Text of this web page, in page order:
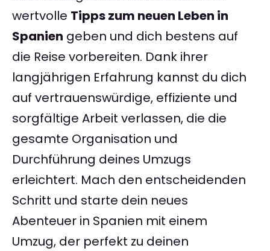
wertvolle Tipps zum neuen Leben in
Spanien geben und dich bestens auf
die Reise vorbereiten. Dank ihrer
langjährigen Erfahrung kannst du dich
auf vertrauenswürdige, effiziente und
sorgfältige Arbeit verlassen, die die
gesamte Organisation und
Durchführung deines Umzugs
erleichtert. Mach den entscheidenden
Schritt und starte dein neues
Abenteuer in Spanien mit einem
Umzug, der perfekt zu deinen